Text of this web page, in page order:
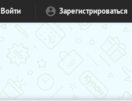
Войти Зарегистрироваться